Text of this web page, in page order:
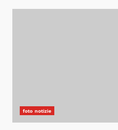
foto notizie